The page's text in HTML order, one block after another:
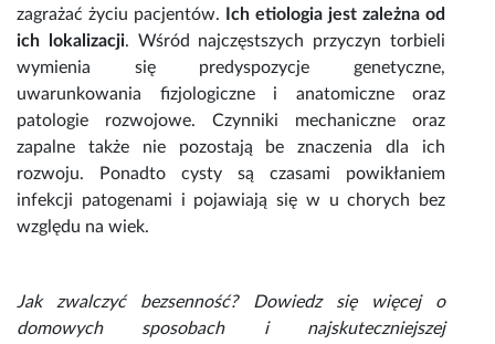
zagrażać życiu pacjentów.
Ich etiologia jest zależna od
ich lokalizacji. Wśród najczęstszych przyczyn torbieli
wymienia się predyspozycje genetyczne,
uwarunkowania fizjologiczne i anatomiczne oraz
patologie rozwojowe. Czynniki mechaniczne oraz
zapalne także nie pozostają be znaczenia dla ich
rozwoju. Ponadto cysty są czasami powikłaniem
infekcji patogenami i pojawiają się w u chorych bez
względu na wiek.
Jak zwalczyć bezsenność? Dowiedz się więcej o
domowych sposobach i najskuteczniejszej